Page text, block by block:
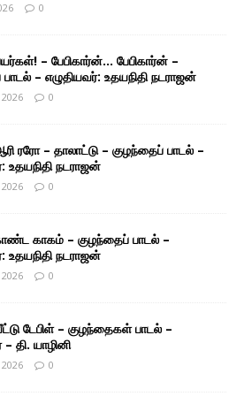
0
– பேபிகார்ன்… பேபிகார்ன் –
– எழுதியவர்: உதயநிதி நடராஜன்
0
ரரோ – தாலாட்டு – குழந்தைப் பாடல் –
உதயநிதி நடராஜன்
0
காகம் – குழந்தைப் பாடல் –
உதயநிதி நடராஜன்
0
டேபிள் – குழந்தைகள் பாடல் –
தி. யாழினி
0